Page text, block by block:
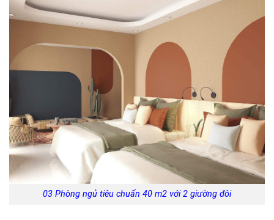
03 Phòng ngủ tiêu chuẩn 40 m2 với 2 giường đôi